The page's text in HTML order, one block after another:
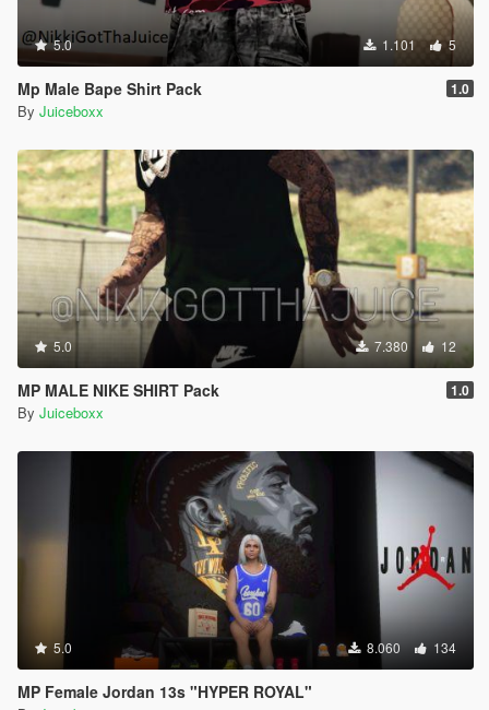
5.0 1.101 5
Mp Male Bape Shirt Pack 1.0
By Juiceboxx
5.0 7.380 12
MP MALE NIKE SHIRT Pack 1.0
By Juiceboxx
5.0 8.060 134
MP Female Jordan 13s "HYPER ROYAL"